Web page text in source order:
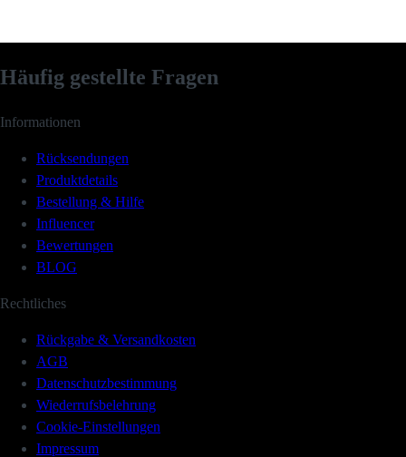
Häufig gestellte Fragen
Informationen
Rücksendungen
Produktdetails
Bestellung & Hilfe
Influencer
Bewertungen
BLOG
Rechtliches
Rückgabe & Versandkosten
AGB
Datenschutzbestimmung
Wiederrufsbelehrung
Cookie-Einstellungen
Impressum